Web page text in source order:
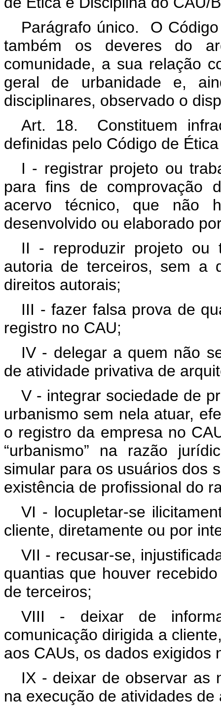
Parágrafo único. O
também os deveres do
comunidade, a sua relação
geral de urbanidade e,
disciplinares, observado o
Art. 18. Constituem
definidas pelo Código de
I - registrar projeto ou
para fins de comprovação
acervo técnico, que não
desenvolvido ou elaborado
II - reproduzir projeto ou
autoria de terceiros, sem a
direitos autorais;
III - fazer falsa prova de
registro no CAU;
IV - delegar a quem não
de atividade privativa de
V - integrar sociedade de
urbanismo sem nela atuar,
o registro da empresa no
“urbanismo” na razão
simular para os usuários dos
existência de profissional do
VI - locupletar-se
cliente, diretamente ou por
VII - recusar-se,
quantias que houver
de terceiros;
VIII - deixar de
comunicação dirigida a
aos CAUs, os dados
IX - deixar de observar as
na execução de atividades